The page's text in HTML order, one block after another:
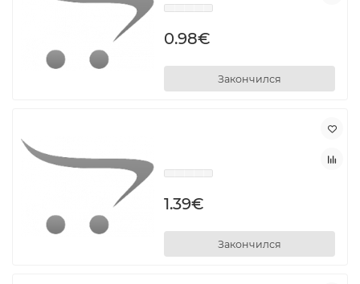
0.98€
Закончился
1.39€
Закончился